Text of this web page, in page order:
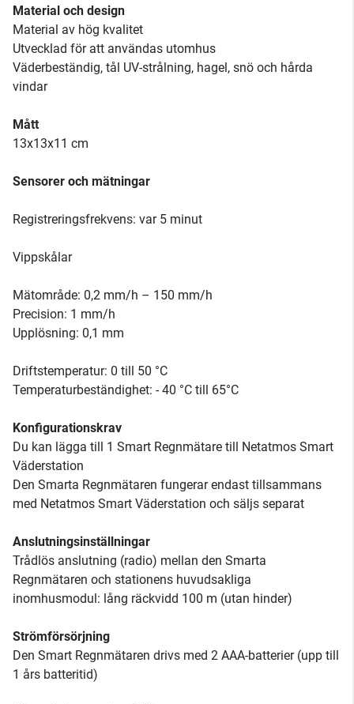
Material och design
Material av hög kvalitet
Utvecklad för att användas utomhus
Väderbeständig, tål UV-strålning, hagel, snö och hårda
vindar
Mått
13x13x11 cm
Sensorer och mätningar
Registreringsfrekvens: var 5 minut
Vippskålar
Mätområde: 0,2 mm/h – 150 mm/h
Precision: 1 mm/h
Upplösning: 0,1 mm
Driftstemperatur: 0 till 50 °C
Temperaturbeständighet: - 40 °C till 65°C
Konfigurationskrav
Du kan lägga till 1 Smart Regnmätare till Netatmos Smart
Väderstation
Den Smarta Regnmätaren fungerar endast tillsammans
med Netatmos Smart Väderstation och säljs separat
Anslutningsinställningar
Trådlös anslutning (radio) mellan den Smarta
Regnmätaren och stationens huvudsakliga
inomhusmodul: lång räckvidd 100 m (utan hinder)
Strömförsörjning
Den Smart Regnmätaren drivs med 2 AAA-batterier (upp till
1 års batteritid)